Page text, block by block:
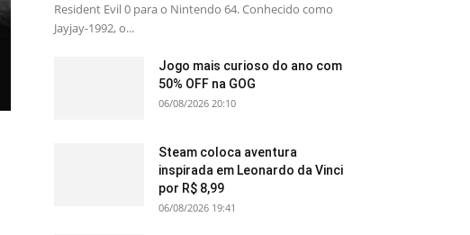
Resident Evil 0 para o Nintendo 64. Conhecido como
Jayjay-1992, o...
Jogo mais curioso do ano com
50% OFF na GOG
06/08/2026 20:10
Steam coloca aventura
inspirada em Leonardo da Vinci
por R$ 8,99
06/08/2026 19:41